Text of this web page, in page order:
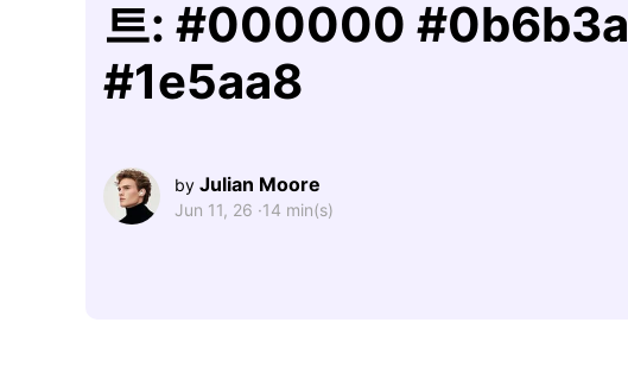
트: #000000 #0b6b3a
#1e5aa8
by Julian Moore
Jun 11, 26 ·14 min(s)